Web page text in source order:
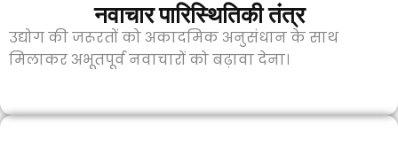
नवाचार पारिस्थितिकी तंत्र
उद्योग की जरूरतों को अकादमिक अनुसंधान के साथ
मिलाकर अभूतपूर्व नवाचारों को बढ़ावा देना।